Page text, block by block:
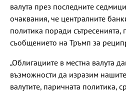
валута през последните
очаквания, че централните
политика поради сътресенията,
съобщението на Тръмп за
„Облигациите в местна валута
възможности да изразим
валутите, паричната политика,